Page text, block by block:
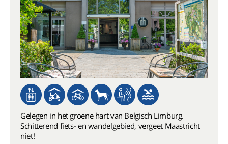
Gelegen in het groene hart van Belgisch Limburg.
Schitterend fiets- en wandelgebied, vergeet Maastricht
niet!